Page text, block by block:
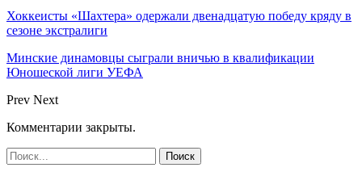
Хоккеисты «Шахтера» одержали двенадцатую победу кряду в
сезоне экстралиги
Минские динамовцы сыграли вничью в квалификации
Юношеской лиги УЕФА
Prev Next
Комментарии закрыты.